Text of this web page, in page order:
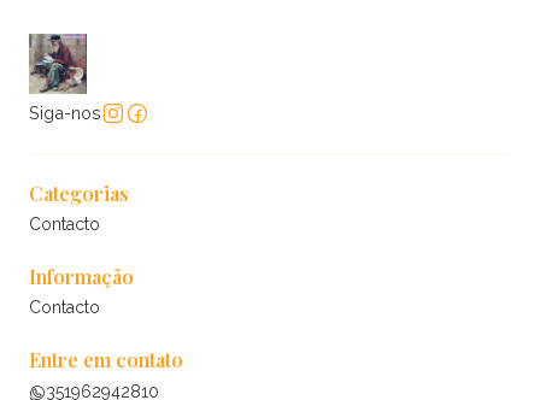
Siga-nos
Categorias
Contacto
Informação
Contacto
Entre em contato
351962942810